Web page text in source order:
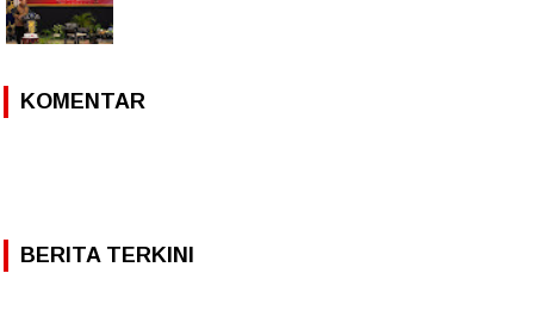
KOMENTAR
BERITA TERKINI